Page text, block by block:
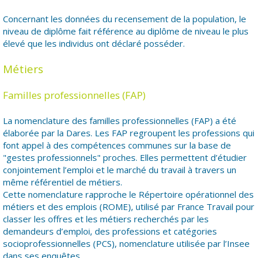
Concernant les données du recensement de la population, le
niveau de diplôme fait référence au diplôme de niveau le plus
élevé que les individus ont déclaré posséder.
Métiers
Familles professionnelles (FAP)
La nomenclature des familles professionnelles (FAP) a été
élaborée par la Dares. Les FAP regroupent les professions qui
font appel à des compétences communes sur la base de
"gestes professionnels" proches. Elles permettent d’étudier
conjointement l’emploi et le marché du travail à travers un
même référentiel de métiers.
Cette nomenclature rapproche le Répertoire opérationnel des
métiers et des emplois (ROME), utilisé par France Travail pour
classer les offres et les métiers recherchés par les
demandeurs d’emploi, des professions et catégories
socioprofessionnelles (PCS), nomenclature utilisée par l’Insee